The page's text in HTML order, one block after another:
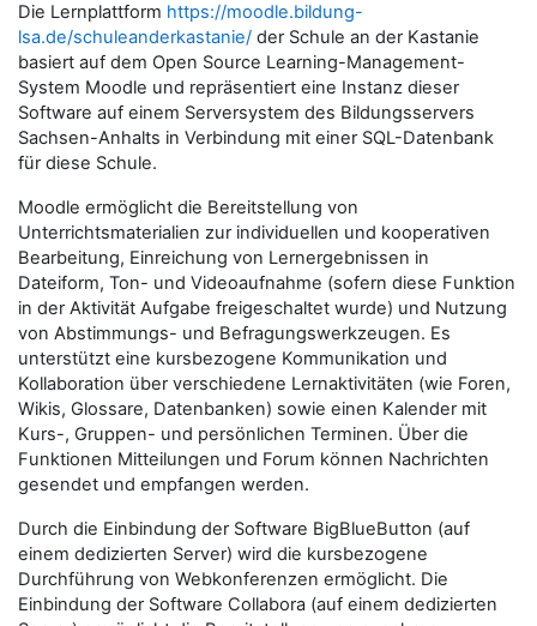
Die Lernplattform https://moodle.bildung-
lsa.de/schuleanderkastanie/ der Schule an der Kastanie
basiert auf dem Open Source Learning-Management-
System Moodle und repräsentiert eine Instanz dieser
Software auf einem Serversystem des Bildungsservers
Sachsen-Anhalts in Verbindung mit einer SQL-Datenbank
für diese Schule.
Moodle ermöglicht die Bereitstellung von
Unterrichtsmaterialien zur individuellen und kooperativen
Bearbeitung, Einreichung von Lernergebnissen in
Dateiform, Ton- und Videoaufnahme (sofern diese Funktion
in der Aktivität Aufgabe freigeschaltet wurde) und Nutzung
von Abstimmungs- und Befragungswerkzeugen. Es
unterstützt eine kursbezogene Kommunikation und
Kollaboration über verschiedene Lernaktivitäten (wie Foren,
Wikis, Glossare, Datenbanken) sowie einen Kalender mit
Kurs-, Gruppen- und persönlichen Terminen. Über die
Funktionen Mitteilungen und Forum können Nachrichten
gesendet und empfangen werden.
Durch die Einbindung der Software BigBlueButton (auf
einem dedizierten Server) wird die kursbezogene
Durchführung von Webkonferenzen ermöglicht. Die
Einbindung der Software Collabora (auf einem dedizierten